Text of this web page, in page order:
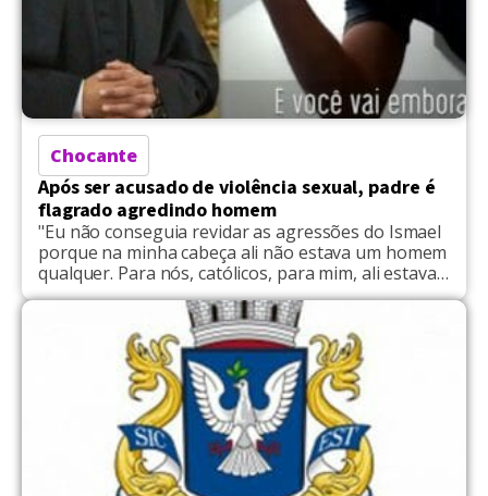
Chocante
Após ser acusado de violência sexual, padre é
flagrado agredindo homem
"Eu não conseguia revidar as agressões do Ismael
porque na minha cabeça ali não estava um homem
qualquer. Para nós, católicos, para mim, ali estava
a pessoa do Cristo...", disse a vítima